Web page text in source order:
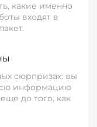
какие именно
входят в
сюрпризах: вы
информацию
до того, как